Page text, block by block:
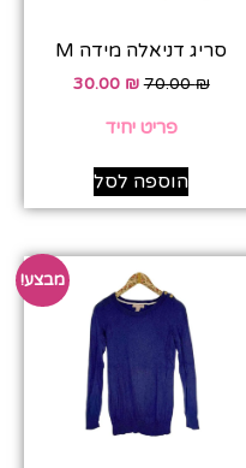
סריג דניאלה מידה M
70.00₪
30.00 ₪
פריט יחיד
הוספה לסל
מבצע!